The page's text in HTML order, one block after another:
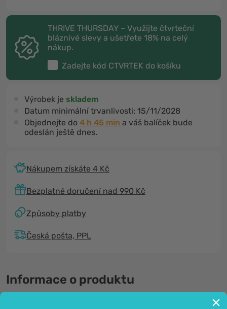
THRIVE THURSDAY – Využijte čtvrteční
bláznivé slevy a ušetřete 18% na celý
nákup.
Zadejte kód CTVRTEK do košíku
Výrobek je skladem
Datum minimální trvanlivosti: 15/11/2028
Objednejte do 4 h 45 min a váš balíček bude
odeslán ještě dnes.
Nákupem získáte 4 Kč
Bezplatné doručení nad 990 Kč
Způsoby platby
Česká pošta, PPL
Informace o produktu